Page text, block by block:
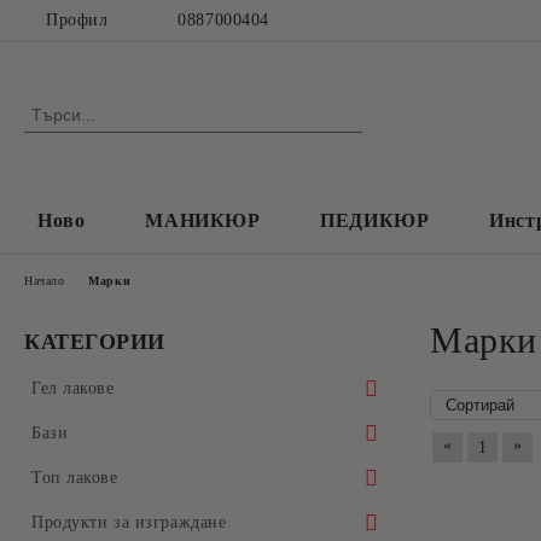
Профил 0887000404
Ново МАНИКЮР ПЕДИКЮР
КАТЕГОРИИ
Гел лакове
Колекция Spectrum 7ml
Колекция Spectrum 14 ml
Колекция Spectrum Shot 5гр.
Бази
Прозрачни Бази за гел лак
Колекции цветни бази
Топ лакове
Прозрачни топ покрития
Продукти за изграждане
Начало Марки
Марки
« 1 »